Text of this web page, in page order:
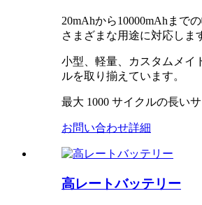
20mAhから10000mAhまで
さまざまな用途に対応しま
小型、軽量、カスタムメイ
ルを取り揃えています。
最大 1000 サイクルの長いサ
お問い合わせ詳細
高レートバッテリー